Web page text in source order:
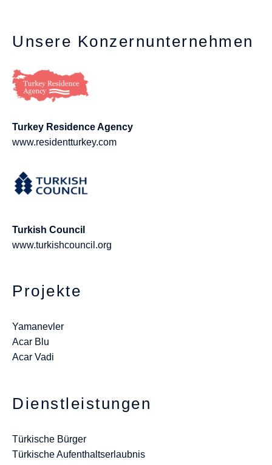
Unsere Konzernunternehmen
Turkey Residence Agency
www.residentturkey.com
Turkish Council
www.turkishcouncil.org
Projekte
Yamanevler
Acar Blu
Acar Vadi
Dienstleistungen
Türkische Bürger
Türkische Aufenthaltserlaubnis